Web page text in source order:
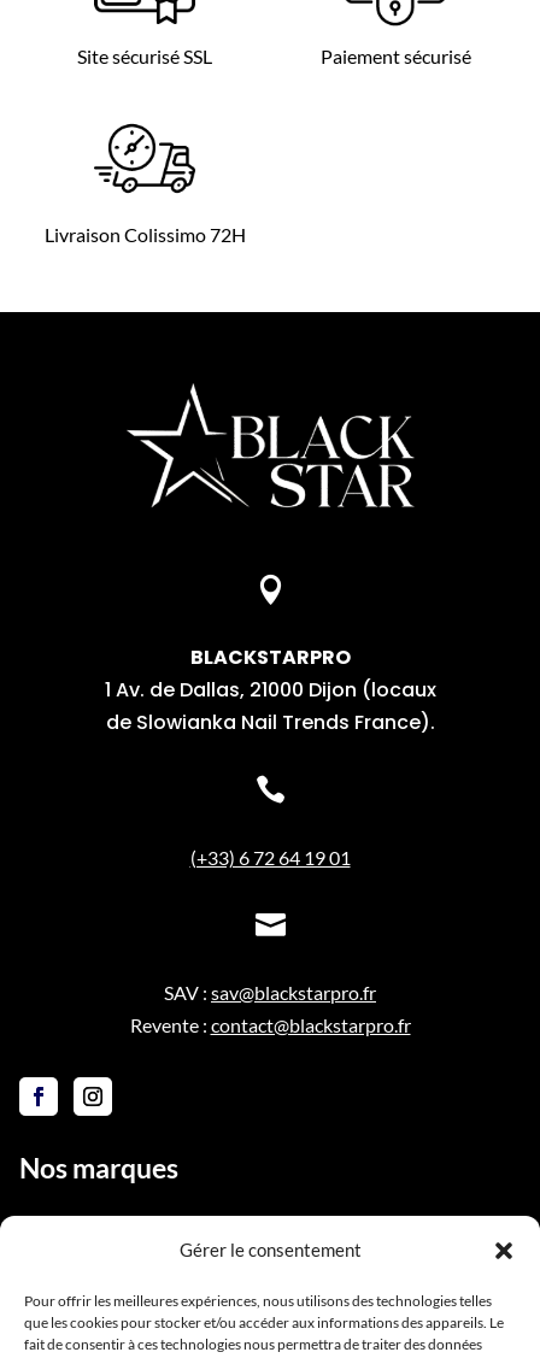
Gérer le consentement
Pour offrir les meilleures expériences, nous utilisons des technologies telles
que les cookies pour stocker et/ou accéder aux informations des appareils. Le
fait de consentir à ces technologies nous permettra de traiter des données
Site sécurisé SSL Paiement sécurisé
Livraison Colissimo 72H

BLACKSTARPRO
1 Av. de Dallas, 21000 Dijon (locaux
de Slowianka Nail Trends France).

(+33) 6 72 64 19 01

SAV : sav@blackstarpro.fr
Revente : contact@blackstarpro.fr
Nos marques
Notre équipe